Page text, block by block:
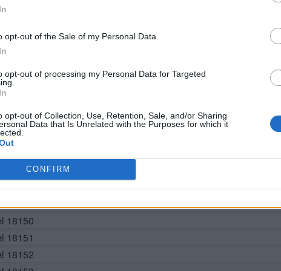
opt-out of the Sale of my Personal Data.
opt-out of processing my Personal Data for Targeted
opt-out of Collection, Use, Retention, Sale, and/or Sharing
Data that Is Unrelated with the Purposes for which it
CONFIRM
BUSCAR MÁS RESPUESTAS
18144
18147
18148
18149
18150
18151
18152